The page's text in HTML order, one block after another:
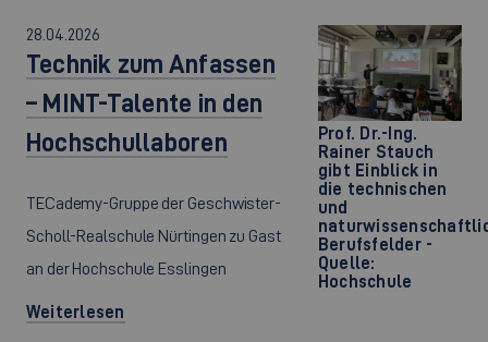
Prof. Dr.-Ing.
Rainer Stauch
gibt Einblick in
die technischen
und
Berufsfelder -
Quelle:
Hochschule
28.04.2026
Technik zum Anfassen
– MINT-Talente in den
Hochschullaboren
TECademy-Gruppe der Geschwister-
Scholl-Realschule Nürtingen zu Gast
an der Hochschule Esslingen
Weiterlesen